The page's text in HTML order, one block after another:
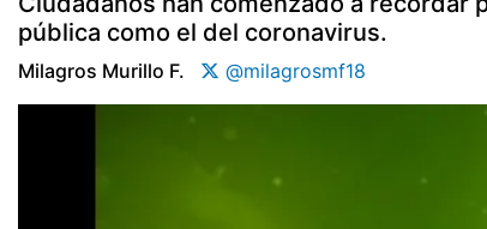
pública como el del coronavirus.
Milagros Murillo F. @milagrosmf18